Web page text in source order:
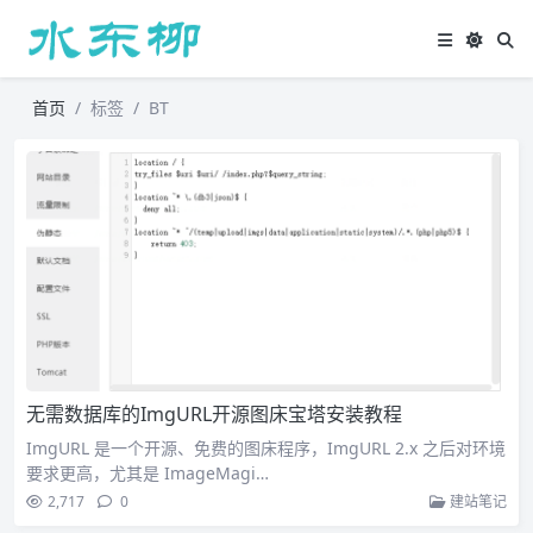
首页 标签 BT
无需数据库的ImgURL开源图床宝塔安装教程
ImgURL 是一个开源、免费的图床程序，ImgURL 2.x 之后对环境
要求更高，尤其是 ImageMagi…
2,717 0 建站笔记